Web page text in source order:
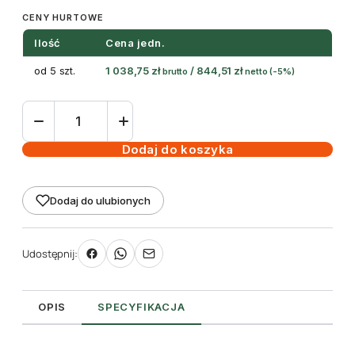
CENY HURTOWE
Ilość Cena jedn.
od 5 szt. 1 038,75 zł brutto / 844,51 zł netto (-5%)
ilość
pętlowa
19
x
250
mm
(2500szt.)
Dodaj do koszyka
Dodaj do ulubionych
Udostępnij:
OPIS SPECYFIKACJA